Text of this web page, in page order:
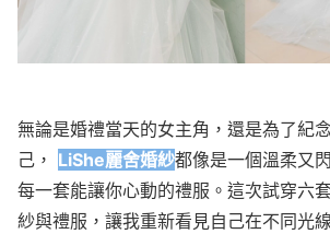
無論是婚禮當天的女主角，還是為了紀
己， LiShe麗舍婚紗都像是一個溫柔又
每一套能讓你心動的禮服。這次試穿六
紗與禮服，讓我重新看見自己在不同光